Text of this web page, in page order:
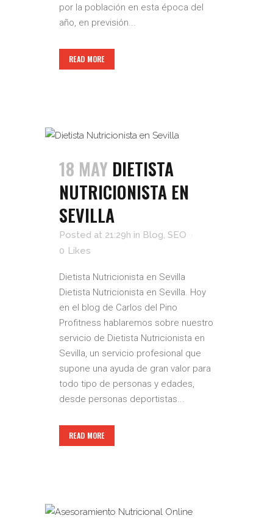
por la población en esta época del
año, en previsión...
READ MORE
18 MAY DIETISTA
NUTRICIONISTA EN
SEVILLA
Posted at 21:29h in Blog, SEO
0 Likes
Dietista Nutricionista en Sevilla
Dietista Nutricionista en Sevilla. Hoy
en el blog de Carlos del Pino
Profitness hablaremos sobre nuestro
servicio de Dietista Nutricionista en
Sevilla, un servicio profesional que
supone una ayuda de gran valor para
todo tipo de personas y edades,
desde personas deportistas...
READ MORE